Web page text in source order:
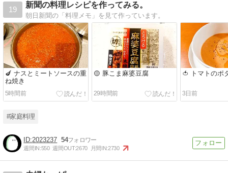
19
新聞の料理レシピを作ってみる。
朝日新聞の「料理メモ」を見て作っています。
🍆 ナスとミートソースの重
ね焼き
5時間前
🟡 豚こま麻婆豆腐
29時間前
🍅 トマトのポ
3日前
#家庭料理
2023237 54
週間IN:550 週間OUT:2670 月間IN:2730